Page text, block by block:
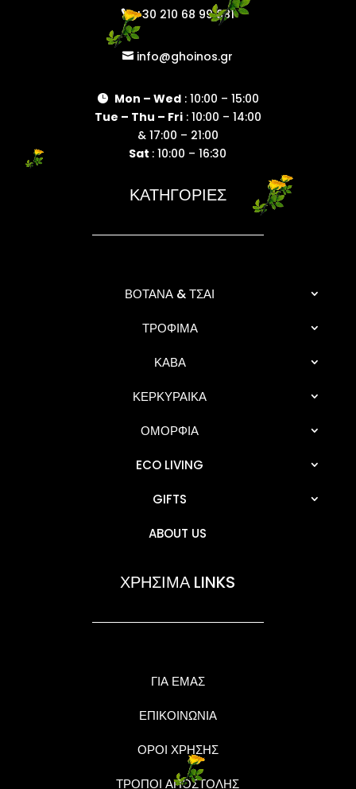
+30 210 68 99 881
 info@ghoinos.gr
 Mon – Wed: 10:00 – 15:00
Tue – Thu – Fri: 10:00 – 14:00
& 17:00 – 21:00
Sat : 10:00 – 16:30
ΚΑΤΗΓΟΡΙΕΣ
ΒΟΤΑΝΑ & ΤΣΑΙ
ΤΡΟΦΙΜΑ
ΚΑΒΑ
ΚΕΡΚΥΡΑΙΚΑ
ΟΜΟΡΦΙΑ
ECO LIVING
GIFTS
ABOUT US
ΧΡΗΣΙΜΑ LINKS
ΓΙΑ ΕΜΑΣ
ΕΠΙΚΟΙΝΩΝΙΑ
ΟΡΟΙ ΧΡΗΣΗΣ
ΤΡΟΠΟΙ ΑΠΟΣΤΟΛΗΣ